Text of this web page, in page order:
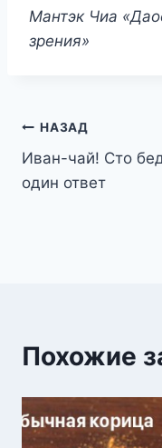
Мантэк Чиа
зрения»
Навигация
по
НАЗАД
Иван-чай! Сто
один ответ
Похожие